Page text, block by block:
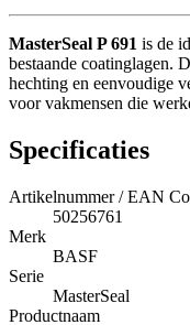
MasterSeal P 691 is de
bestaande coatinglagen.
hechting en eenvoudige
voor vakmensen die
Specificaties
Artikelnummer / EAN
50256761
Merk
BASF
Serie
MasterSeal
Productnaam